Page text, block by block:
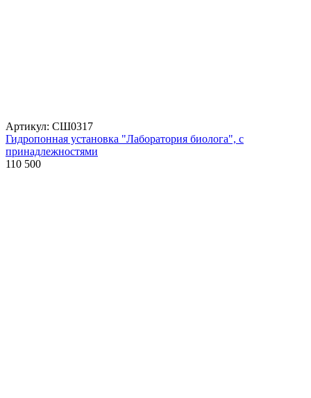
Артикул: СШ0317
Гидропонная установка "Лаборатория биолога", с
принадлежностями
110 500